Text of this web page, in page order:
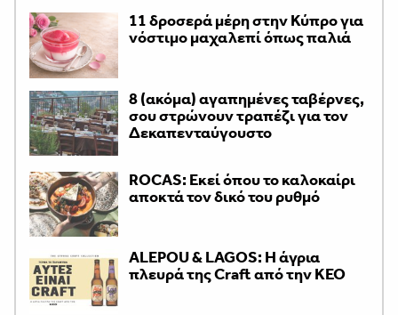
11 δροσερά μέρη στην Κύπρο για
νόστιμο μαχαλεπί όπως παλιά
8 (ακόμα) αγαπημένες ταβέρνες,
σου στρώνουν τραπέζι για τον
Δεκαπενταύγουστο
ROCAS: Εκεί όπου το καλοκαίρι
αποκτά τον δικό του ρυθμό
ALEPOU & LAGOS: Η άγρια
πλευρά της Craft από την ΚΕΟ